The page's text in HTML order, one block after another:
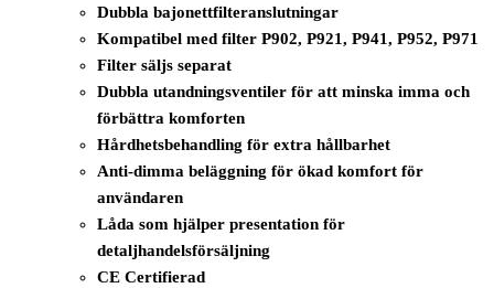
Dubbla bajonettfilteranslutningar
Kompatibel med filter P902, P921, P941, P952, P971
Filter säljs separat
Dubbla utandningsventiler för att minska imma och
förbättra komforten
Hårdhetsbehandling för extra hållbarhet
Anti-dimma beläggning för ökad komfort för
användaren
Låda som hjälper presentation för
detaljhandelsförsäljning
CE Certifierad